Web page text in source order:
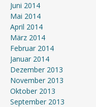
Juni 2014
Mai 2014
April 2014
März 2014
Februar 2014
Januar 2014
Dezember 2013
November 2013
Oktober 2013
September 2013